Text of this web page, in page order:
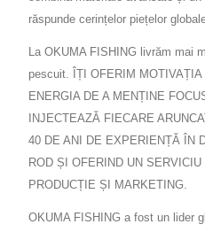
răspunde cerințelor piețelor
La OKUMA FISHING livrăm mai
pescuit. ÎȚI OFERIM MOTIVAȚIA
ENERGIA DE A MENȚINE
INJECTEAZĂ FIECARE
40 DE ANI DE EXPERIENȚĂ ÎN
ROD ȘI OFERIND UN
PRODUCȚIE ȘI MARKETING.
OKUMA FISHING a fost un lider